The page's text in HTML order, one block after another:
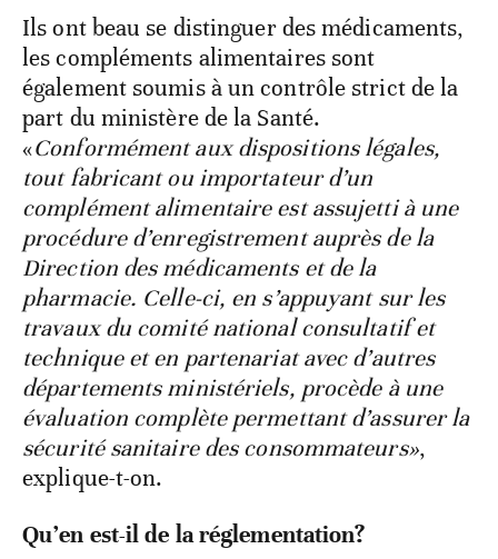
Ils ont beau se distinguer des médicaments,
les compléments alimentaires sont
également soumis à un contrôle strict de la
part du ministère de la Santé.
«Conformément aux dispositions légales,
tout fabricant ou importateur d’un
complément alimentaire est assujetti à une
procédure d’enregistrement auprès de la
Direction des médicaments et de la
pharmacie. Celle-ci, en s’appuyant sur les
travaux du comité national consultatif et
technique et en partenariat avec d’autres
départements ministériels, procède à une
évaluation complète permettant d’assurer la
sécurité sanitaire des consommateurs»,
explique-t-on.
Qu’en est-il de la réglementation?